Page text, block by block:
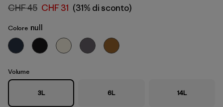
CHF 45 CHF 31 (31% di sconto)
Colore null
Volume
3L 6L 14L